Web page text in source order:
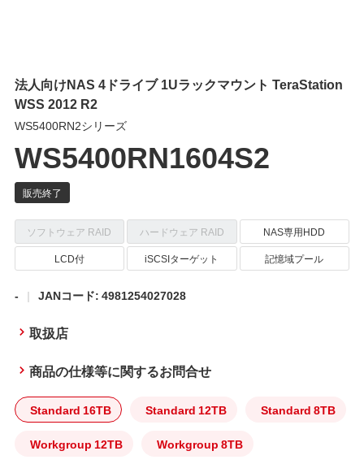
法人向けNAS 4ドライブ 1Uラックマウント TeraStation
WSS 2012 R2
WS5400RN2シリーズ
WS5400RN1604S2
ソフトウェア RAID ハードウェア RAID
NAS専用HDD
LCD付
iSCSIターゲット 記憶域プール
- JANコード: 4981254027028
取扱店
商品の仕様等に関するお問合せ
Standard 16TB Standard 12TB Standard 8TB
Workgroup 12TB Workgroup 8TB